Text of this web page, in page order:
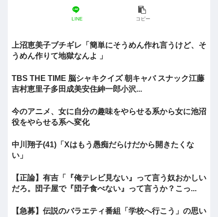
LINE コピー
上沼恵美子ブチギレ「簡単にそうめん作れ言うけど、そ
うめん作りて地獄なんよ 」
TBS THE TIME 脳シャキクイズ 朝キャバ スナック江藤
吉村恵里子多田成美安住紳一郎小沢...
今のアニメ、女に自分の趣味をやらせる系から女に池沼
役をやらせる系へ変化
中川翔子(41)「Xはもう愚痴だらけだから開きたくな
い」
【正論】有吉「『俺テレビ見ない』って言う奴おかしい
だろ。団子屋で『団子食べない』って言うか？こっ...
【急募】伝説のバラエティ番組「学校へ行こう」の思い